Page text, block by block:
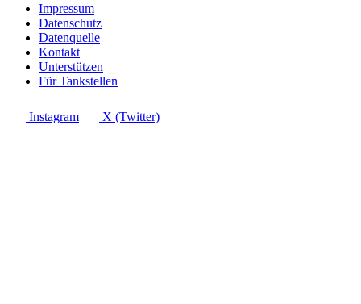
Impressum
Datenschutz
Datenquelle
Kontakt
Unterstützen
Für Tankstellen
Instagram X (Twitter)